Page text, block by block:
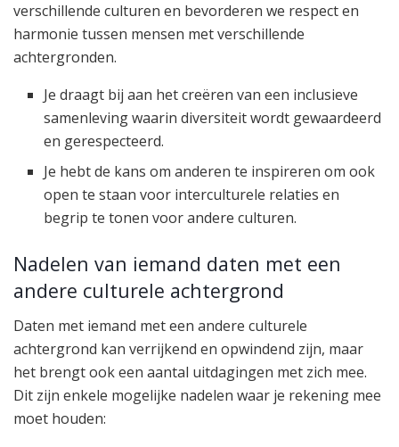
verschillende culturen en bevorderen we respect en
harmonie tussen mensen met verschillende
achtergronden.
Je draagt bij aan het creëren van een inclusieve
samenleving waarin diversiteit wordt gewaardeerd
en gerespecteerd.
Je hebt de kans om anderen te inspireren om ook
open te staan voor interculturele relaties en
begrip te tonen voor andere culturen.
Nadelen van iemand daten met een
andere culturele achtergrond
Daten met iemand met een andere culturele
achtergrond kan verrijkend en opwindend zijn, maar
het brengt ook een aantal uitdagingen met zich mee.
Dit zijn enkele mogelijke nadelen waar je rekening mee
moet houden: